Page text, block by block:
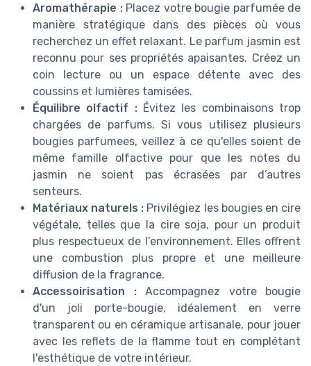
Aromathérapie :Placez votre bougie parfumée de
manière stratégique dans des pièces où vous
recherchez un effet relaxant. Le parfum jasmin est
reconnu pour ses propriétés apaisantes. Créez un
coin lecture ou un espace détente avec des
coussins et lumières tamisées.
Équilibre olfactif :Évitez les combinaisons trop
chargées de parfums. Si vous utilisez plusieurs
bougies parfumees, veillez à ce qu'elles soient de
même famille olfactive pour que les notes du
jasmin ne soient pas écrasées par d’autres
senteurs.
Matériaux naturels : Privilégiez les bougies en cire
végétale, telles que la cire soja, pour un produit
plus respectueux de l’environnement. Elles offrent
une combustion plus propre et une meilleure
diffusion de la fragrance.
Accessoirisation :Accompagnez votre bougie
d'un joli porte-bougie, idéalement en verre
transparent ou en céramique artisanale, pour jouer
avec les reflets de la flamme tout en complétant
l'esthétique de votre intérieur.